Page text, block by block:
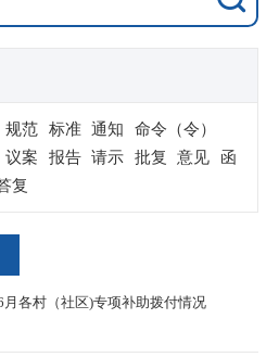
规范 标准 通知
命令（令）
议案 报告 请示 批复 意见
函
复
月各村（社区)专项补助拨付情况